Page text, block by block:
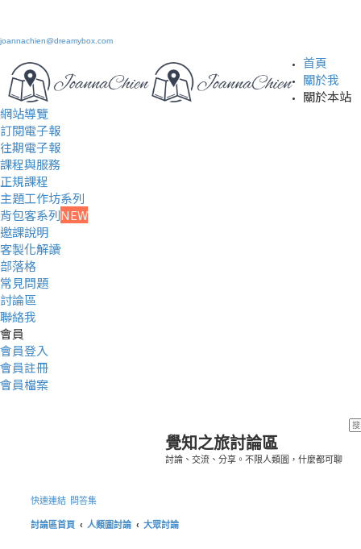
joannachien@dreamybox.com
首頁
關於我
關於本站
網站導覽
訂閱電子報
往期電子報
課程與服務
正規課程
主題工作坊系列
背包客系列NEW
邀課說明
客製化解讀
部落格
常見問題
討論區
聯絡我
會員
會員登入
會員註冊
會員檔案
覺知之旅討論區
討論、交流、分享。不限人類圖，什麼都可聊
快速連結 問答集
討論區首頁 人類圖討論 大眾討論